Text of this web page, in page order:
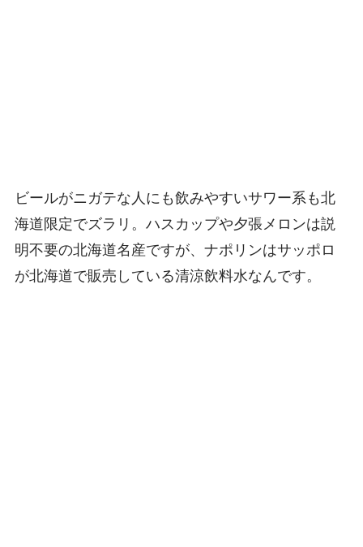
ビールがニガテな人にも飲みやすいサワー系も北
海道限定でズラリ。ハスカップや夕張メロンは説
明不要の北海道名産ですが、ナポリンはサッポロ
が北海道で販売している清涼飲料水なんです。